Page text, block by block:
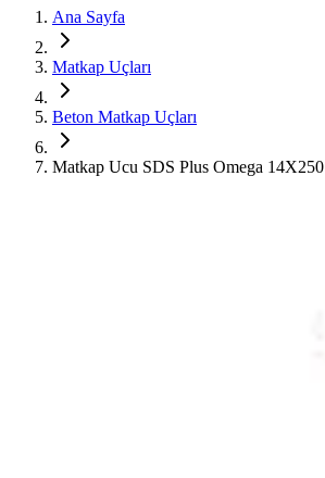
Ana Sayfa
Matkap Uçları
Beton Matkap Uçları
Matkap Ucu SDS Plus Omega 14X250